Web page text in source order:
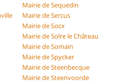
Mairie de Sequedin
Mairie de Sercus
Mairie de Socx
Mairie de Solre le Château
Mairie de Somain
Mairie de Spycker
Mairie de Steenbecque
Mairie de Steenvoorde